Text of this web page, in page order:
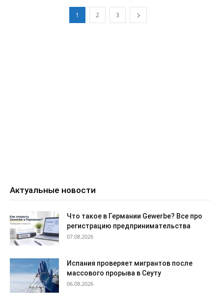
1 2 3
Актуальные новости
Что такое в Германии Gewerbe? Все про
регистрацию предпринимательства
07.08.2026
Испания проверяет мигрантов после
массового прорыва в Сеуту
06.08.2026